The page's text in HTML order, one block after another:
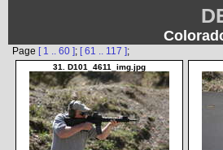
Page [ 1 .. 60 ]; [ 61 .. 117 ];
31. D101_4611_img.jpg